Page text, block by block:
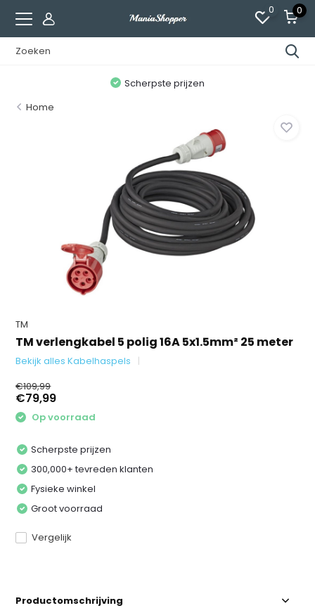
0 0
Scherpste prijzen
Home
TM
TM verlengkabel 5 polig 16A 5x1.5mm² 25 meter
Bekijk alles Kabelhaspels
€109,99
€79,99
Op voorraad
Scherpste prijzen
300,000+ tevreden klanten
Fysieke winkel
Groot voorraad
Vergelijk
Productomschrijving